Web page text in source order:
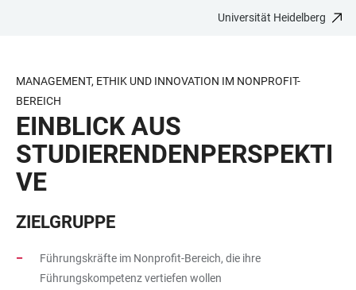
BARRIEREFREIHEIT
Universität Heidelberg
MANAGEMENT, ETHIK UND INNOVATION IM NONPROFIT-
BEREICH
EINBLICK AUS
STUDIERENDENPERSPEKTI
VE
ZIELGRUPPE
Führungskräfte im Nonprofit-Bereich, die ihre
Führungskompetenz vertiefen wollen